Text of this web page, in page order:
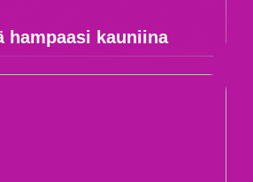
hampaasi kauniina